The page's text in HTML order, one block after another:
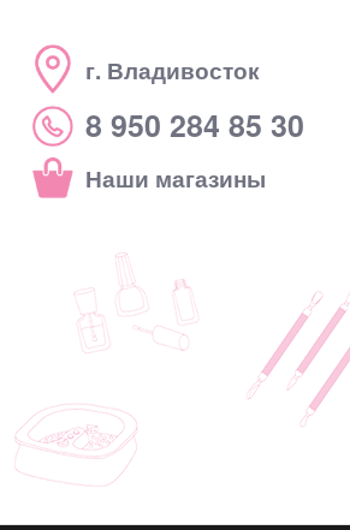
г. Владивосток
8 950 284 85 30
Наши магазины